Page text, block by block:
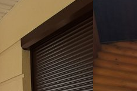
обеспечивают